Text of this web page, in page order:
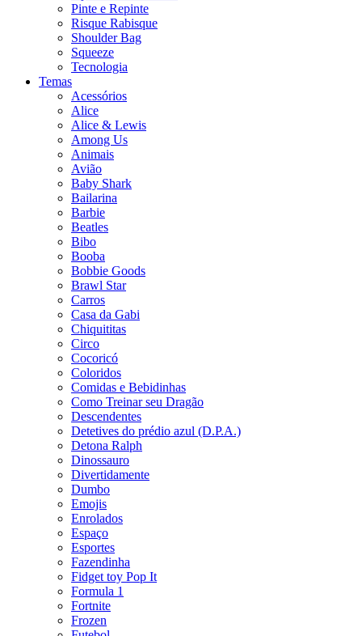
Pinte e Repinte
Risque Rabisque
Shoulder Bag
Squeeze
Tecnologia
Temas
Acessórios
Alice
Alice & Lewis
Among Us
Animais
Avião
Baby Shark
Bailarina
Barbie
Beatles
Bibo
Booba
Bobbie Goods
Brawl Star
Carros
Casa da Gabi
Chiquititas
Circo
Cocoricó
Coloridos
Comidas e Bebidinhas
Como Treinar seu Dragão
Descendentes
Detetives do prédio azul (D.P.A.)
Detona Ralph
Dinossauro
Divertidamente
Dumbo
Emojis
Enrolados
Espaço
Esportes
Fazendinha
Fidget toy Pop It
Formula 1
Fortnite
Frozen